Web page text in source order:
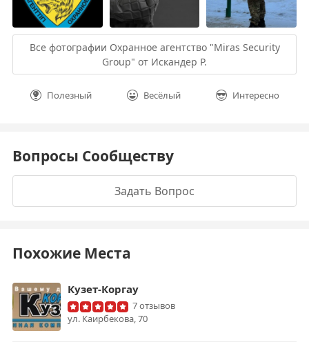
Все фотографии Охранное агентство "Miras Security
Group" от Искандер Р.
Полезный Весёлый Интересно
Вопросы Сообществу
Задать Вопрос
Похожие Места
Кузет-Коргау
7 отзывов
ул. Каирбекова, 70